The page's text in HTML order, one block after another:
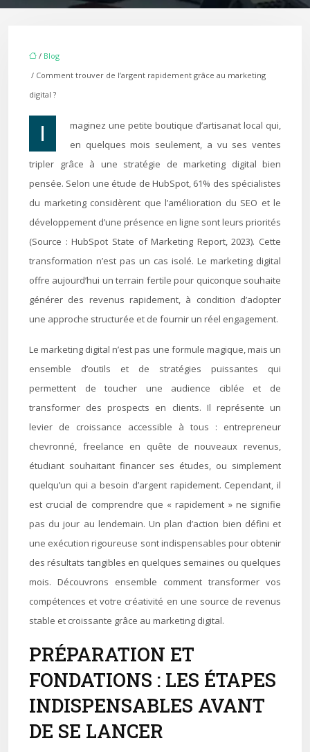
/ Blog
/ Comment trouver de l’argent rapidement grâce au marketing
digital ?
Imaginez une petite boutique d’artisanat local qui,
en quelques mois seulement, a vu ses ventes
tripler grâce à une stratégie de marketing digital bien
pensée. Selon une étude de HubSpot, 61% des spécialistes
du marketing considèrent que l’amélioration du SEO et le
développement d’une présence en ligne sont leurs priorités
(Source : HubSpot State of Marketing Report, 2023). Cette
transformation n’est pas un cas isolé. Le marketing digital
offre aujourd’hui un terrain fertile pour quiconque souhaite
générer des revenus rapidement, à condition d’adopter
une approche structurée et de fournir un réel engagement.
Le marketing digital n’est pas une formule magique, mais un
ensemble d’outils et de stratégies puissantes qui
permettent de toucher une audience ciblée et de
transformer des prospects en clients. Il représente un
levier de croissance accessible à tous : entrepreneur
chevronné, freelance en quête de nouveaux revenus,
étudiant souhaitant financer ses études, ou simplement
quelqu’un qui a besoin d’argent rapidement. Cependant, il
est crucial de comprendre que « rapidement » ne signifie
pas du jour au lendemain. Un plan d’action bien défini et
une exécution rigoureuse sont indispensables pour obtenir
des résultats tangibles en quelques semaines ou quelques
mois. Découvrons ensemble comment transformer vos
compétences et votre créativité en une source de revenus
stable et croissante grâce au marketing digital.
PRÉPARATION ET
FONDATIONS : LES ÉTAPES
INDISPENSABLES AVANT
DE SE LANCER